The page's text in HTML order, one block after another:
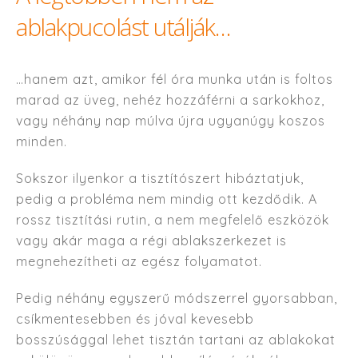
ablakpucolást utálják…
…hanem azt, amikor fél óra munka után is foltos
marad az üveg, nehéz hozzáférni a sarkokhoz,
vagy néhány nap múlva újra ugyanúgy koszos
minden.
Sokszor ilyenkor a tisztítószert hibáztatjuk,
pedig a probléma nem mindig ott kezdődik. A
rossz tisztítási rutin, a nem megfelelő eszközök
vagy akár maga a régi ablakszerkezet is
megnehezítheti az egész folyamatot.
Pedig néhány egyszerű módszerrel gyorsabban,
csíkmentesebben és jóval kevesebb
bosszúsággal lehet tisztán tartani az ablakokat